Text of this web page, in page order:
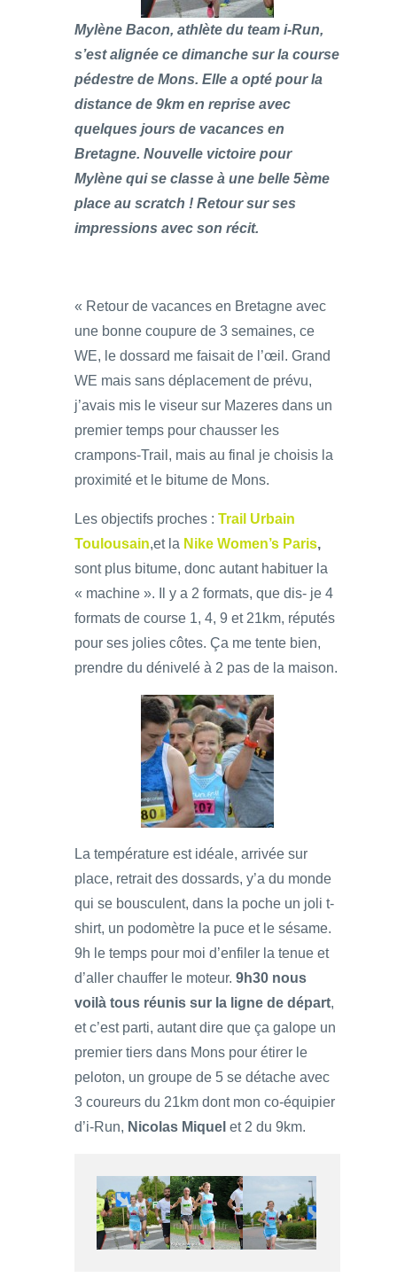
Mylène Bacon, athlète du team i-Run,
s’est alignée ce dimanche sur la course
pédestre de Mons. Elle a opté pour la
distance de 9km en reprise avec
quelques jours de vacances en
Bretagne. Nouvelle victoire pour
Mylène qui se classe à une belle 5ème
place au scratch ! Retour sur ses
impressions avec son récit.
« Retour de vacances en Bretagne avec
une bonne coupure de 3 semaines, ce
WE, le dossard me faisait de l’œil. Grand
WE mais sans déplacement de prévu,
j’avais mis le viseur sur Mazeres dans un
premier temps pour chausser les
crampons-Trail, mais au final je choisis la
proximité et le bitume de Mons.
Les objectifs proches : Trail Urbain
Toulousain,et la Nike Women’s Paris,
sont plus bitume, donc autant habituer la
« machine ». Il y a 2 formats, que dis- je 4
formats de course 1, 4, 9 et 21km, réputés
pour ses jolies côtes. Ça me tente bien,
prendre du dénivelé à 2 pas de la maison.
La température est idéale, arrivée sur
place, retrait des dossards, y’a du monde
qui se bousculent, dans la poche un joli t-
shirt, un podomètre la puce et le sésame.
9h le temps pour moi d’enfiler la tenue et
d’aller chauffer le moteur. 9h30 nous
voilà tous réunis sur la ligne de départ,
et c’est parti, autant dire que ça galope un
premier tiers dans Mons pour étirer le
peloton, un groupe de 5 se détache avec
3 coureurs du 21km dont mon co-équipier
d’i-Run, Nicolas Miquel et 2 du 9km.